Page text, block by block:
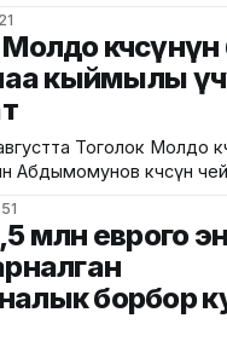
Бул тууралуу
жана турак жай-
басма сөз кызматы
Кулатов көчөсүндө
документтер
казууда
кыймылы
Тоголок Молдо
Абдымомунов көчөсүнө
аталган
иштери жүргүзүлөт. Ал эми
көчөлөрүнүн
үчүн ачылат. Мэрия
жол кыймылындагы
алып, жол белгилеринин
млн еврого
борбор